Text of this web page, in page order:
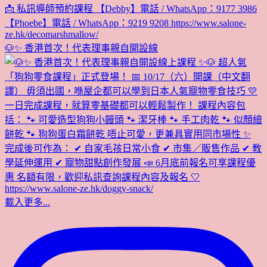
🐶✨ 香港首次！代表理事親自開設線
載入更多...